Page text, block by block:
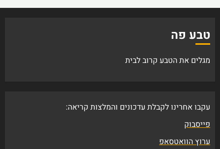
טבע פה
מגלים את הטבע קרוב לבית
עקבו אחרינו לקבלת עדכונים והמלצות קריאה:
פייסבוק
ערוץ הוואטסאפ